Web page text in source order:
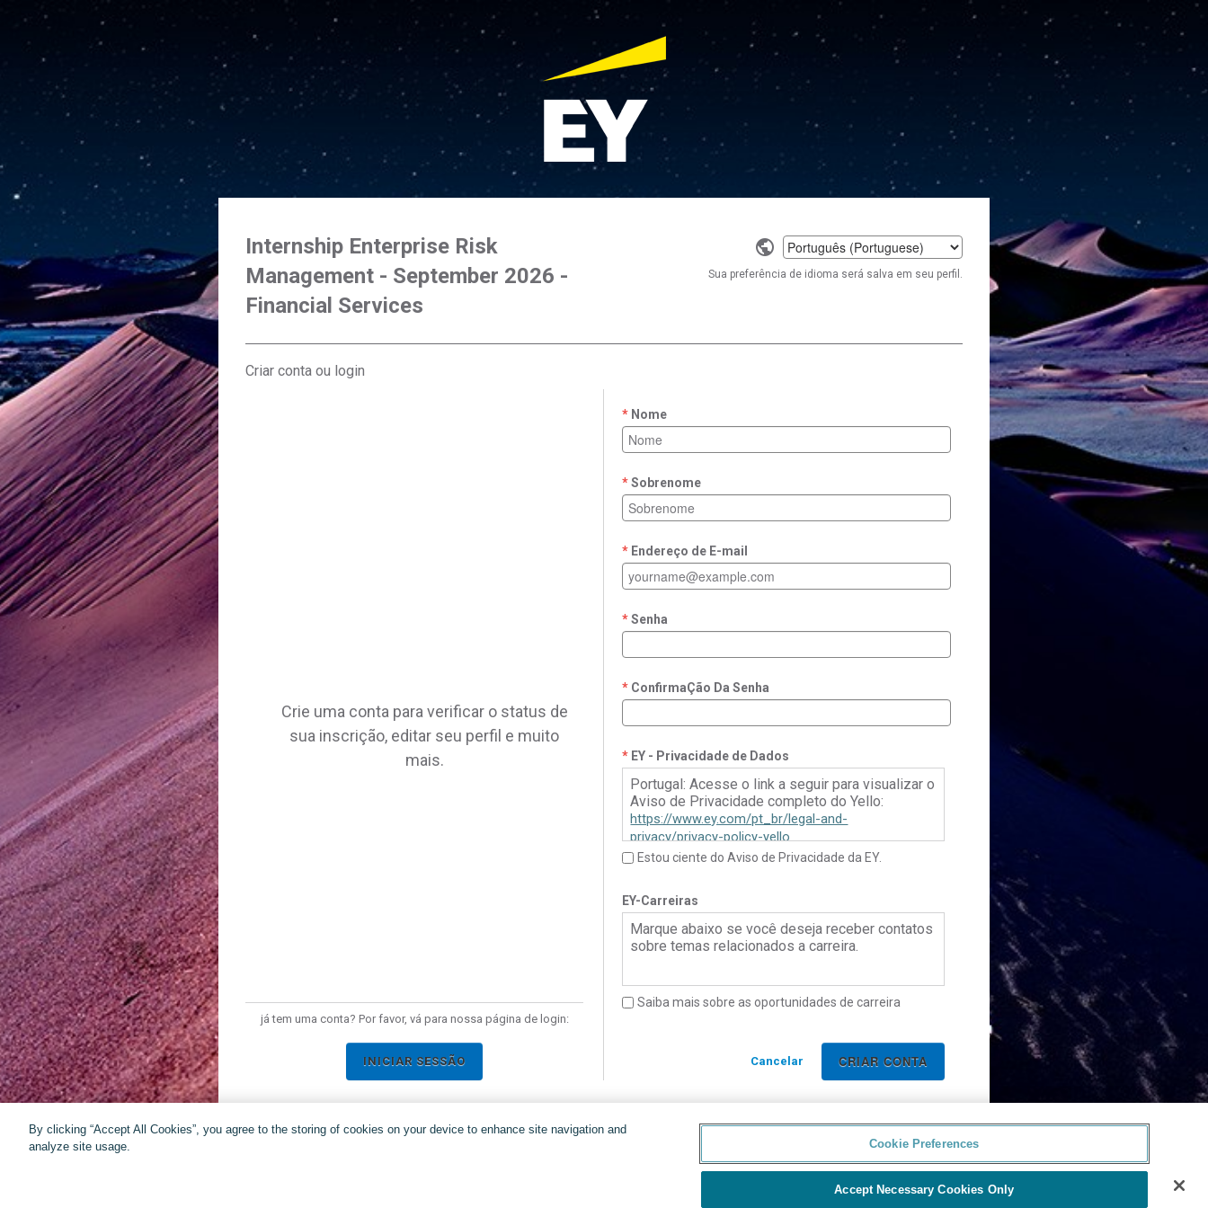
Select
a
Sua preferência de idioma será salva em seu perfil.
Internship Enterprise Risk
Management - September 2026 -
Financial Services
Criar conta ou login
Crie uma conta para verificar o status de
sua inscrição, editar seu perfil e muito
mais.
já tem uma conta? Por favor, vá para nossa página de login:
INICIAR SESSÃO
Nome
Sobrenome
Endereço de E-mail
Senha
ConfirmaÇão Da Senha
EY - Privacidade de Dados
Portugal: Acesse o link a seguir para visualizar o
Aviso de Privacidade completo do Yello:
https://www.ey.com/pt_br/legal-and-
privacy/privacy-policy-yello
Brasil: Por favor, clique aquipara acessar a
Estou ciente do Aviso de Privacidade da EY.
EY-Carreiras
Marque abaixo se você deseja receber contatos
sobre temas relacionados a carreira.
Saiba mais sobre as oportunidades de carreira
Cancelar
By clicking “Accept All Cookies”, you agree to the storing of cookies on your device to enhance site navigation and
analyze site usage.
Cookie Preferences
Accept Necessary Cookies Only